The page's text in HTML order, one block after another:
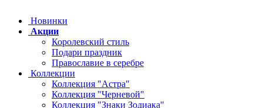
Новинки
Акции
Королевский стиль
Подари праздник
Православие в серебре
Коллекции
Коллекция "Астра"
Коллекция "Черневой"
Коллекция "Знаки Зодиака"